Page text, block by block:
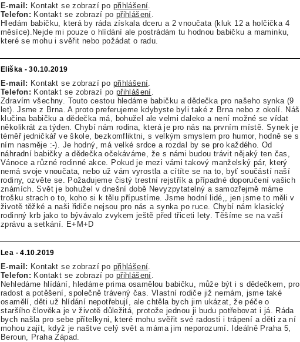
E-mail: Kontakt se zobrazí po přihlášení
Telefon: Kontakt se zobrazí po přihlášení
Hledám babičku, která by ráda získala dceru a 2 vnoučata (kluk 12 a holčička 4
měsíce).Nejde mi pouze o hlídání ale postrádám tu hodnou babičku a maminku,
které se mohu i svěřit nebo požádat o radu.
Eliška - 30.10.2019
E-mail: Kontakt se zobrazí po přihlášení
Telefon: Kontakt se zobrazí po přihlášení
Zdravím všechny. Touto cestou hledáme babičku a dědečka pro našeho synka (9
let). Jsme z Brna. A proto preferujeme kdybyste byli také z Brna nebo z okolí. Náš
klučina babičku a dědečka má, bohužel ale velmi daleko a není možné se vídat
několikrát za týden. Chybí nám rodina, která je pro nás na prvním místě. Synek je
téměř jedničkář ve škole, bezkomfliktni, s velkým smyslem pro humor, hodně se s
ním nasměje :-). Je hodný, má velké srdce a rozdal by se pro každého. Od
náhradní babičky a dědečka očekáváme, že s námi budou trávit nějaký ten čas,
Vánoce a různé rodinné akce. Pokud je mezi vámi takový manželský pár, který
nemá svoje vnoučata, nebo už vám vyrostla a cítíte se na to, byť součástí naší
rodiny, ozvěte se. Požadujeme čistý trestní rejstřík a případné doporučení vašich
známích. Svět je bohužel v dnešní době Nevyzpytatelný a samozřejmě máme
trošku strach o to, koho si k tělu přípustíme. Jsme hodní lidé,, jen jsme to měli v
životě těžké a naši řidiče nejsou pro nás a synka po ruce. Chybí nám klasický
rodinný krb jako to bývávalo zvykem ještě před třiceti lety. Těšíme se na vaší
zprávu a setkání. E+M+D
Lea - 4.10.2019
E-mail: Kontakt se zobrazí po přihlášení
Telefon: Kontakt se zobrazí po přihlášení
Nehledáme hlídání, hledáme prima osamělou babičku, může být i s dědečkem, pro
radost a potěšení, společně trávený čas. Vlastní rodiče již nemám, jsme také
osamělí, děti už hlídání nepotřebují, ale chtěla bych jim ukázat, že péče o
staršího člověka je v životě důležitá, protože jednou ji budu potřebovat i já. Ráda
bych našla pro sebe přítelkyni, které mohu svěřit své radosti i trápení a děti za ní
mohou zajít, když je naštve celý svět a máma jim neporozumí. Ideálně Praha 5,
Beroun, Praha Západ.